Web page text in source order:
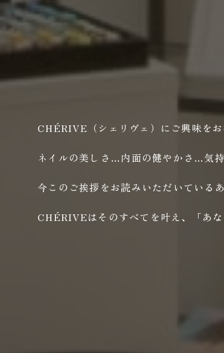
CHÉRIVE（シェリヴェ）にご興味を
ネイルの美しさ…内面の健やかさ…気
今このご挨拶をお読みいただいている
CHÉRIVEはそのすべてを叶え、「あ